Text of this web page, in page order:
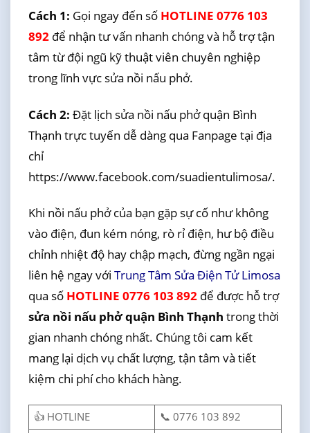
Cách 1: Gọi ngay đến số HOTLINE 0776 103
892để nhận tư vấn nhanh chóng và hỗ trợ tận
tâm từ đội ngũ kỹ thuật viên chuyên nghiệp
trong lĩnh vực sửa nồi nấu phở.
Cách 2: Đặt lịch sửa nồi nấu phở quận Bình
Thạnh trực tuyến dễ dàng qua Fanpage tại địa
chỉ
https://www.facebook.com/suadientulimosa/.
Khi nồi nấu phở của bạn gặp sự cố như không
vào điện, đun kém nóng, rò rỉ điện, hư bộ điều
chỉnh nhiệt độ hay chập mạch, đừng ngần ngại
liên hệ ngay với Trung Tâm Sửa Điện Tử Limosa
qua số HOTLINE 0776 103 892để được hỗ trợ
sửa nồi nấu phở quận Bình Thạnh trong thời
gian nhanh chóng nhất. Chúng tôi cam kết
mang lại dịch vụ chất lượng, tận tâm và tiết
kiệm chi phí cho khách hàng.
👍 HOTLINE
📞 0776 103 892